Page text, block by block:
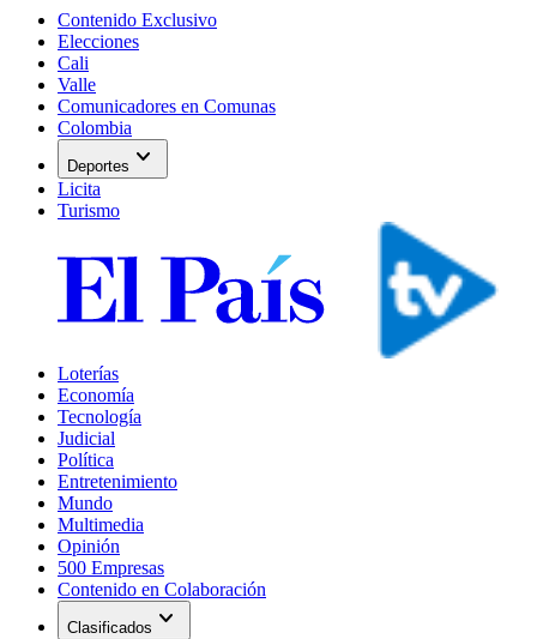
Contenido Exclusivo
Elecciones
Cali
Valle
Comunicadores en Comunas
Colombia
Deportes expand_more
Licita
Turismo
Loterías
Economía
Tecnología
Judicial
Política
Entretenimiento
Mundo
Multimedia
Opinión
500 Empresas
Contenido en Colaboración
Clasificados expand_more